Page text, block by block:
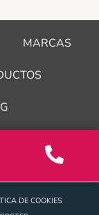
MARCAS
DE COOKIES